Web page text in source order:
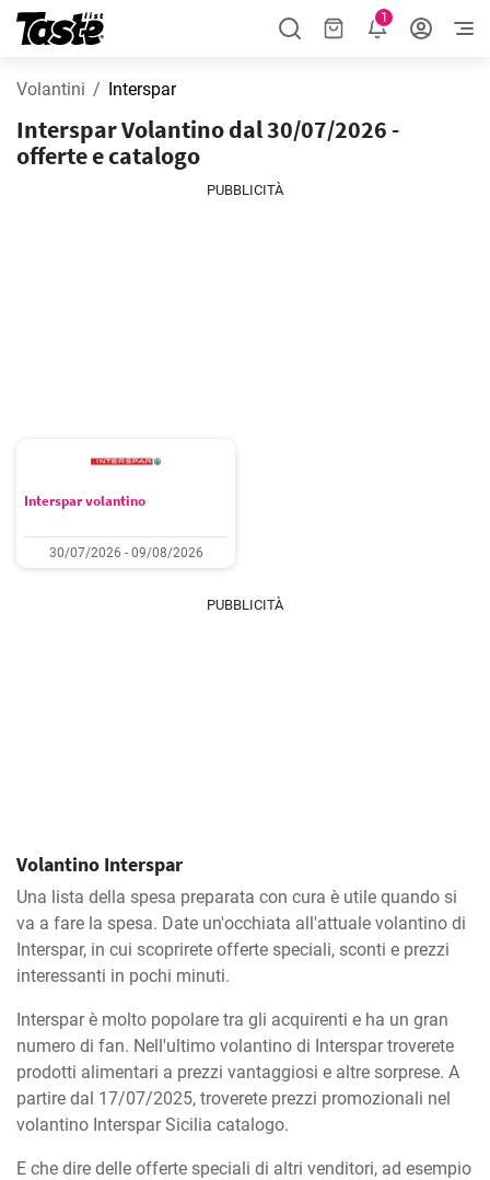
1
Volantini Interspar
Interspar Volantino dal 30/07/2026 -
offerte e catalogo
PUBBLICITÀ
Interspar volantino
30/07/2026 - 09/08/2026
PUBBLICITÀ
Volantino Interspar
Una lista della spesa preparata con cura è utile quando si
va a fare la spesa. Date un'occhiata all'attuale volantino di
Interspar, in cui scoprirete offerte speciali, sconti e prezzi
interessanti in pochi minuti.
Interspar è molto popolare tra gli acquirenti e ha un gran
numero di fan. Nell'ultimo volantino di Interspar troverete
prodotti alimentari a prezzi vantaggiosi e altre sorprese. A
partire dal 17/07/2025, troverete prezzi promozionali nel
volantino Interspar Sicilia catalogo.
E che dire delle offerte speciali di altri venditori, ad esempio